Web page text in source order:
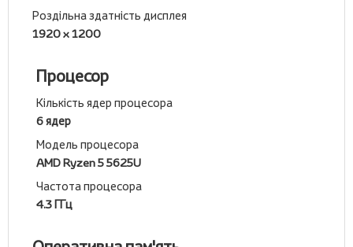
Роздільна здатність дисплея
1920 x 1200
Процесор
Кількість ядер процесора
6 ядер
Модель процесора
AMD Ryzen 5 5625U
Частота процесора
4.3 ГГц